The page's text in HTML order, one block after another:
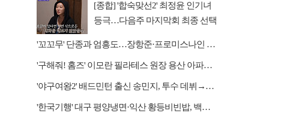
[종합] '합숙맞선2' 최정윤 인기녀
등극…다음주 마지막회 최종 선택
'꼬꼬무' 단종과 엄흥도…장항준·프로미스나인 이채영·적재 게스트 출연
'구해줘! 홈즈' 이모란 필라테스 원장 용산 아파트 방문…냄비뚜껑 운동법 소개
'야구여왕2' 배드민턴 출신 송민지, 투수 데뷔→장수영 반등 예고
'한국기행' 대구 평양냉면·익산 황등비빈밥, 백년 식당의 대물림 맛